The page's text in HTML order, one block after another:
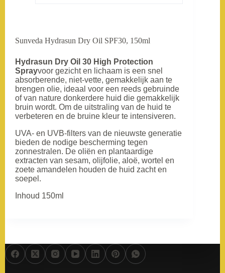
Sunveda Hydrasun Dry Oil SPF30, 150ml
Hydrasun Dry Oil 30 High Protection
Sprayvoor gezicht en lichaam is een snel
absorberende, niet-vette, gemakkelijk aan te
brengen olie, ideaal voor een reeds gebruinde
of van nature donkerdere huid die gemakkelijk
bruin wordt. Om de uitstraling van de huid te
verbeteren en de bruine kleur te intensiveren.
UVA- en UVB-filters van de nieuwste generatie
bieden de nodige bescherming tegen
zonnestralen. De oliën en plantaardige
extracten van sesam, olijfolie, aloë, wortel en
zoete amandelen houden de huid zacht en
soepel.
Inhoud 150ml